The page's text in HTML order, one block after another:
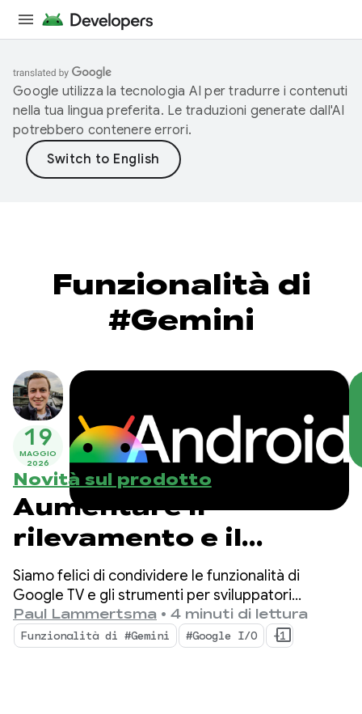
Google utilizza la tecnologia AI per tradurre i contenuti
nella tua lingua preferita. Le traduzioni generate dall'AI
potrebbero contenere errori.
Funzionalità di
#Gemini
19
MAGGIO
2026
Novità sul prodotto
Aumentare il
rilevamento e il
coinvolgimento delle
app su Google TV
Siamo felici di condividere le funzionalità di
Google TV e gli strumenti per sviluppatori
progettati per aumentare la rilevabilità dei tuoi
contenuti e preparare la tua app per le future
esperienze TV.
Paul Lammertsma • 4 minuti di lettura
Funzionalità di #Gemini #Google I/O +1